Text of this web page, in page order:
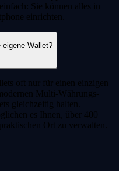
Sie können alles in
einrichten.
eigene Wallet?
oft nur für einen einzigen
Multi-Währungs-
gleichzeitig halten.
es Ihnen, über 400
Ort zu verwalten.